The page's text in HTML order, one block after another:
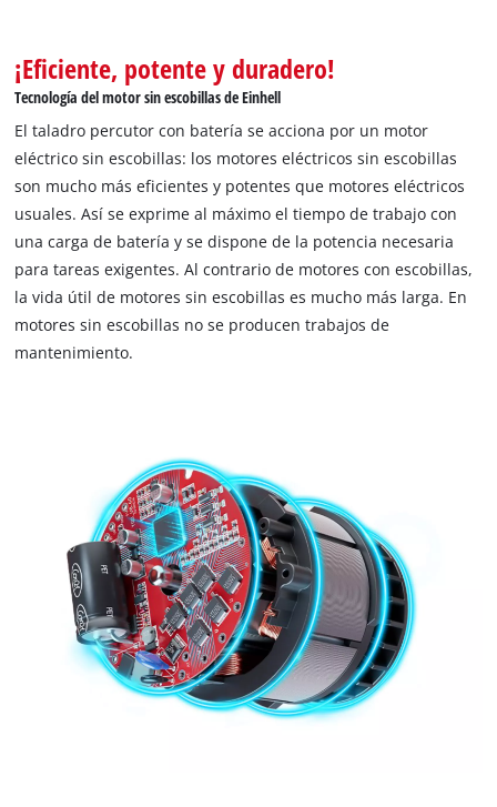
¡Eficiente, potente y duradero!
Tecnología del motor sin escobillas de Einhell
El taladro percutor con batería se acciona por un motor
eléctrico sin escobillas: los motores eléctricos sin escobillas
son mucho más eficientes y potentes que motores eléctricos
usuales. Así se exprime al máximo el tiempo de trabajo con
una carga de batería y se dispone de la potencia necesaria
para tareas exigentes. Al contrario de motores con escobillas,
la vida útil de motores sin escobillas es mucho más larga. En
motores sin escobillas no se producen trabajos de
mantenimiento.